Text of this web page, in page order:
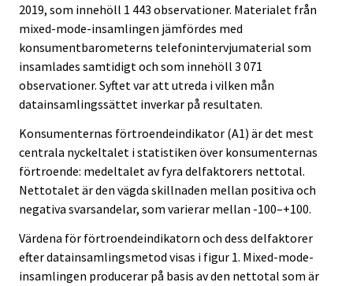
2019, som innehöll 1 443 observationer. Materialet från
mixed-mode-insamlingen jämfördes med
konsumentbarometerns telefonintervjumaterial som
insamlades samtidigt och som innehöll 3 071
observationer. Syftet var att utreda i vilken mån
datainsamlingssättet inverkar på resultaten.
Konsumenternas förtroendeindikator (A1) är det mest
centrala nyckeltalet i statistiken över konsumenternas
förtroende: medeltalet av fyra delfaktorers nettotal.
Nettotalet är den vägda skillnaden mellan positiva och
negativa svarsandelar, som varierar mellan -100–+100.
Värdena för förtroendeindikatorn och dess delfaktorer
efter datainsamlingsmetod visas i figur 1. Mixed-mode-
insamlingen producerar på basis av den nettotal som är